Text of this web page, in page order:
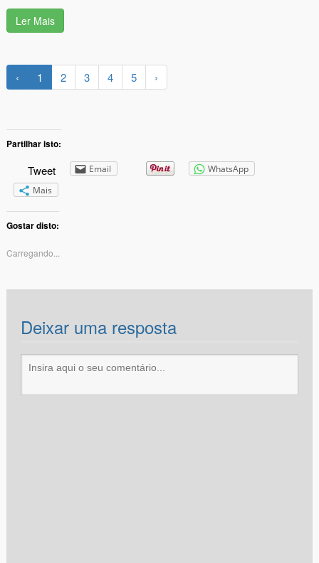
Ler Mais
‹ 1 2 3 4 5 ›
Partilhar isto:
Tweet Email
WhatsApp
Mais
Gostar disto:
Carregando...
Deixar uma resposta